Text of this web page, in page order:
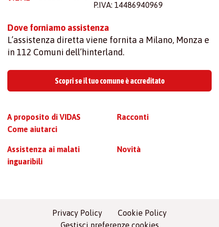
P.IVA: 14486940969
Dove forniamo assistenza
L’assistenza diretta viene fornita a Milano, Monza e
in 112 Comuni dell’hinterland.
Scopri se il tuo comune è accreditato
A proposito di VIDAS
Come aiutarci
Assistenza ai malati
inguaribili
Racconti
Novità
Privacy Policy
Cookie Policy
Gestisci preferenze cookies